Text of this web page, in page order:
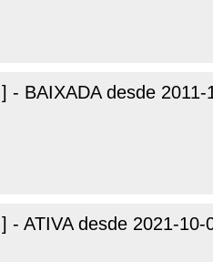
- BAIXADA desde 2011-
- ATIVA desde 2021-10-